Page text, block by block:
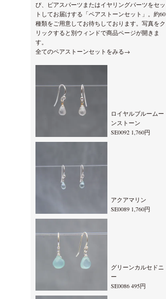
び、ピアスパーツまたはイヤリングパーツをセッ
トしてお届けする「ペアストーンセット」。約60
種類をご用意してお待ちしております。写真をク
リックすると別ウィンドで商品ページが開きま
す。
全てのペアストーンセットをみる→
ロイヤルブルームー
ンストーン
SE0092 1,760円
アクアマリン
SE0089 1,760円
グリーンカルセドニ
ー
SE0086 495円